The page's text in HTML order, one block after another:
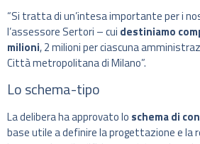
“Si tratta di un’intesa importante per i
l’assessore Sertori – cui destiniamo
milioni, 2 milioni per ciascuna
Città metropolitana di Milano”.
Lo schema-tipo
La delibera ha approvato lo schema di
base utile a definire la progettazione e la